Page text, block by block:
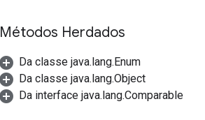
Métodos Herdados
Da classe java.lang.Enum
Da classe java.lang.Object
Da interface java.lang.Comparable